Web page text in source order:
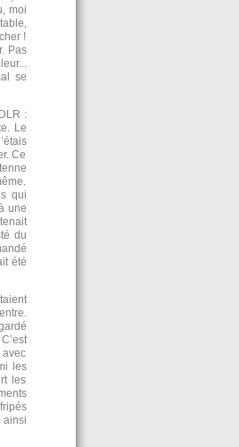
moi
!
Pas
se
:
Le
Ce
qui
une
du
été
avec
les
les
ainsi